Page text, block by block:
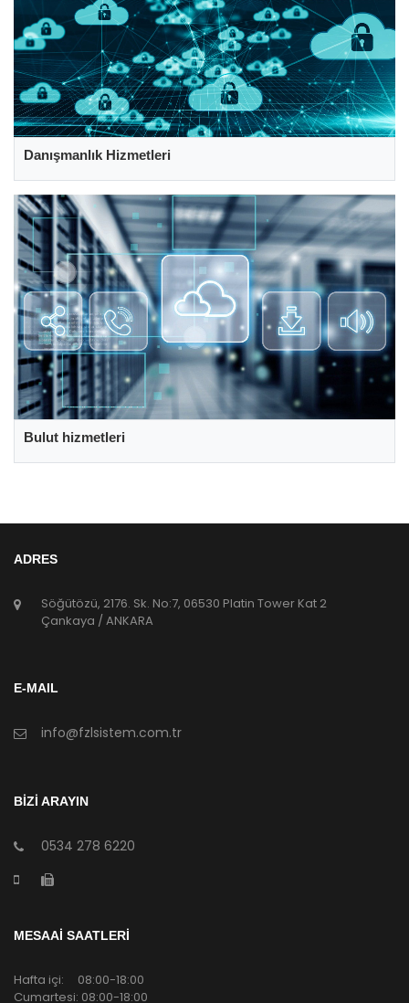
Danışmanlık Hizmetleri
Bulut hizmetleri
ADRES
Söğütözü, 2176. Sk. No:7, 06530 Platin Tower Kat 2
Çankaya / ANKARA
E-MAIL
info@fzlsistem.com.tr
BİZİ ARAYIN
0534 278 6220
MESAAİ SAATLERİ
Hafta içi: 08:00-18:00
Cumartesi: 08:00-18:00